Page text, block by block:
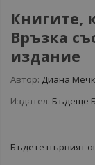
Книгите,
Връзка
издание
Автор: Диана
Издател: Бъдеще
Бъдете първият